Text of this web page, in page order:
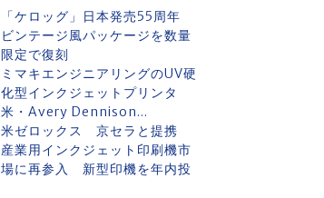
「ケロッグ」日本発売55周年
ビンテージ風パッケージを数量
限定で復刻
ミマキエンジニアリングのUV硬
化型インクジェットプリンタ
米・Avery Dennison...
米ゼロックス 京セラと提携
産業用インクジェット印刷機市
場に再参入 新型印機を年内投